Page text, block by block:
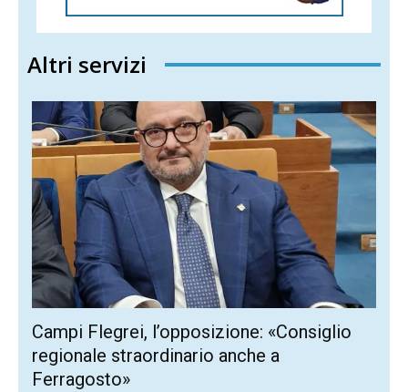
Altri servizi
Campi Flegrei, l’opposizione: «Consiglio
regionale straordinario anche a
Ferragosto»